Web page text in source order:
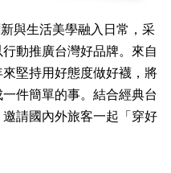
與生活美學融入日常，采
動推廣台灣好品牌。來自
堅持用好態度做好襪，將
件簡單的事。結合經典台
請國內外旅客一起「穿好